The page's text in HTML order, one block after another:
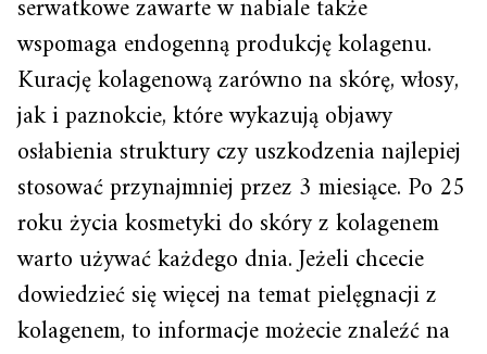
serwatkowe zawarte w nabiale także
wspomaga endogenną produkcję kolagenu.
Kurację kolagenową zarówno na skórę, włosy,
jak i paznokcie, które wykazują objawy
osłabienia struktury czy uszkodzenia najlepiej
stosować przynajmniej przez 3 miesiące. Po 25
roku życia kosmetyki do skóry z kolagenem
warto używać każdego dnia. Jeżeli chcecie
dowiedzieć się więcej na temat pielęgnacji z
kolagenem, to informacje możecie znaleźć na